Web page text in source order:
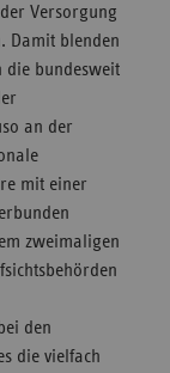
Versorgung
Damit blenden
die bundesweit
an der
mit einer
zweimaligen
den
die vielfach